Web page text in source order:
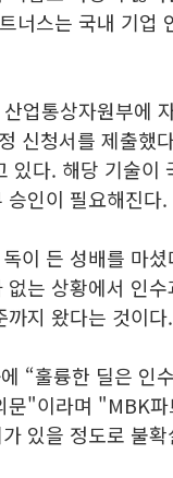
너스는 국내 기업
업통상자원부에
신청서를 제출했
있다. 해당 기술이
인이 필요해진다.
이 든 성배를 마
는 상황에서 인
지 왔다는 것이다.
“훌륭한 딜은 인
문"이라며 "MBK
있을 정도로 불